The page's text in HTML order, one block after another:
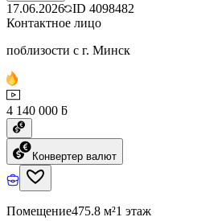
17.06.2026 ID 4098482
Контактное лицо
поблизости с г. Минск
4 140 000 ƃ
Конвертер валют
Помещение475.8 м²1 этаж